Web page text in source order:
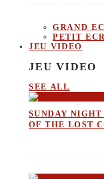
GRAND
PETIT
JEU VIDEO
JEU VIDEO
SEE ALL
SUNDAY
OF THE LOST